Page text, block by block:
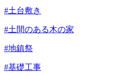
#土台敷き
#土間のある木の家
#地鎮祭
#基礎工事